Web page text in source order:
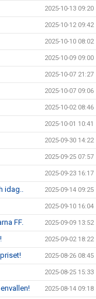
2025-10-13 09:20
2025-10-12 09:42
2025-10-10 08:02
2025-10-09 09:00
2025-10-07 21:27
2025-10-07 09:06
2025-10-02 08:46
2025-10-01 10:41
2025-09-30 14:22
2025-09-25 07:57
2025-09-23 16:17
idag.. 2025-09-14 09:25
2025-09-10 16:04
FF. 2025-09-09 13:52
2025-09-02 18:22
2025-08-26 08:45
2025-08-25 15:33
2025-08-14 09:18